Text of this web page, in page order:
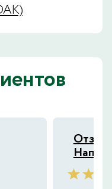
Отзыв